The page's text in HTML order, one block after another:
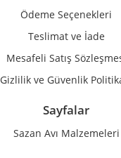
Ödeme Seçenekleri
Teslimat ve İade
Mesafeli Satış
Gizlilik ve Güvenlik
Sayfalar
Sazan Avı Malzemeleri